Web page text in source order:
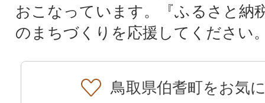
おこなっています。『ふるさと納
のまちづくりを応援してください
鳥取県伯耆町をお気